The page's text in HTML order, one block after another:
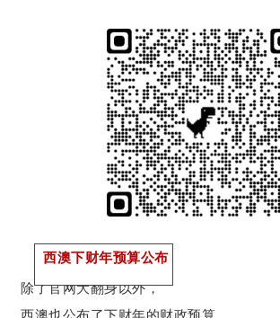
西澳下财年预算公布
除了官网大翻身以外，
西澳也公布了下财年的财政预算